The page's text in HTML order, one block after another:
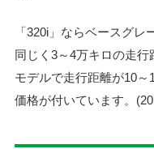
「320i」ならベースグ
同じく3～4万キロの走
モデルで走行距離が10
価格が付いています。